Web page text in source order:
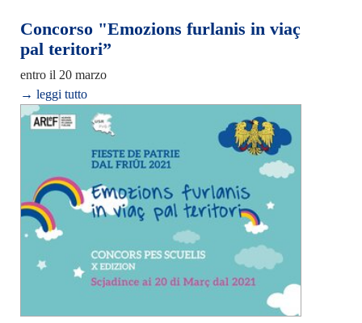
Concorso "Emozions furlanis in viaç
pal teritori”
entro il 20 marzo
→ leggi tutto